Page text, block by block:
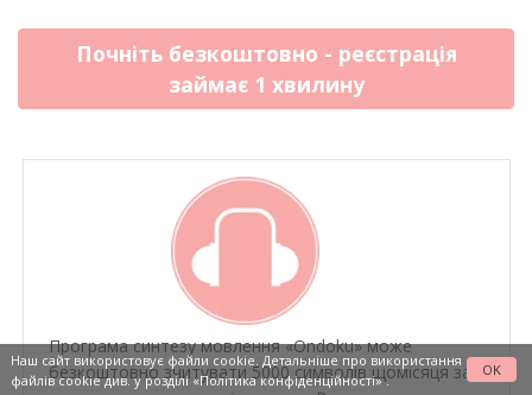
Почніть безкоштовно - реєстрація
займає 1 хвилину
Програма синтезу мовлення «Ondoku» може
безкоштовно зчитувати 5000 символів щомісяця за
Наш сайт використовує файли cookie. Детальніше про використання
файлів cookie див. у розділі «Політика конфіденційності».
OK